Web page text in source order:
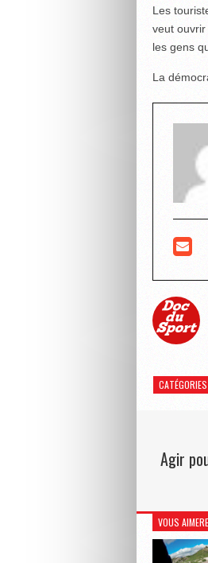
Les
veut ouvrir
les gens
La
CATÉGORIES
Agir
VOUS